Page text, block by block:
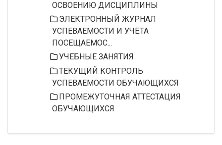
ОСВОЕНИЮ ДИСЦИПЛИНЫ
ЭЛЕКТРОННЫЙ ЖУРНАЛ
УСПЕВАЕМОСТИ И УЧЁТА
ПОСЕЩАЕМОС...
УЧЕБНЫЕ ЗАНЯТИЯ
ТЕКУЩИЙ КОНТРОЛЬ
УСПЕВАЕМОСТИ ОБУЧАЮЩИХСЯ
ПРОМЕЖУТОЧНАЯ АТТЕСТАЦИЯ
ОБУЧАЮЩИХСЯ